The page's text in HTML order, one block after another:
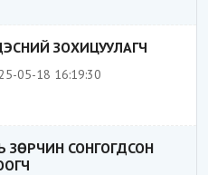
ЗОХИЦУУЛАГЧ
05-18 16:19:30
ЗӨРЧИН СОНГОГДСОН